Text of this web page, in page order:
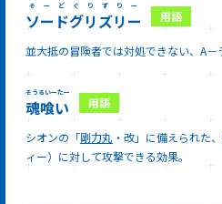
ソードグリズリー
そーどぐりずりー
並大抵の冒険者では対処できない、A－
魂喰い
そうるいーたー
シオンの「剛力丸 ・改」に備えられた、
ィー）に対して攻撃できる効果。